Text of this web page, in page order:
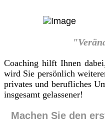
Coaching hilft Ihnen
wird Sie persönlich
privates und berufliches
insgesamt gelassener!
Machen Sie den